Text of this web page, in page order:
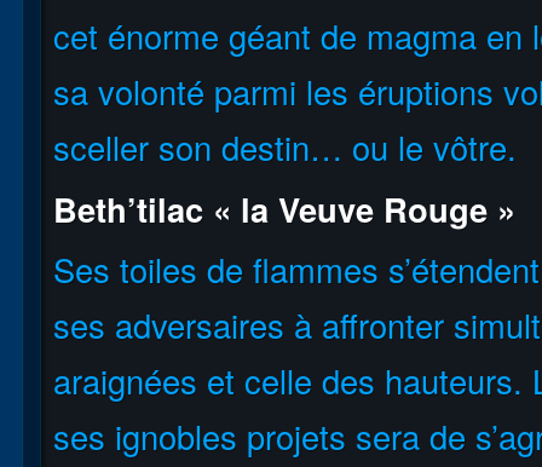
cet énorme géant de magma
sa volonté parmi les éruptions
sceller son destin… ou le vôtre.
Beth’tilac « la Veuve Rouge »
Ses toiles de flammes
ses adversaires à affronter
araignées et celle des hauteurs.
ses ignobles projets sera de